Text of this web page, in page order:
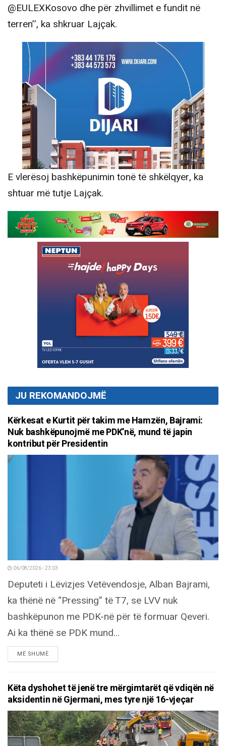
@EULEXKosovo dhe për zhvillimet e fundit në
terren’’, ka shkruar Lajçak.
E vlerësoj bashkëpunimin tonë të shkëlqyer, ka
shtuar më tutje Lajçak.
JU REKOMANDOJMË
Kërkesat e Kurtit për takim me Hamzën, Bajrami:
Nuk bashkëpunojmë me PDK’në, mund të japin
kontribut për Presidentin
06/08/2026 - 23:03
Deputeti i Lëvizjes Vetëvendosje, Alban Bajrami,
ka thënë në “Pressing” të T7, se LVV nuk
bashkëpunon me PDK-në për të formuar Qeveri.
Ai ka thënë se PDK mund...
MË SHUMËDETAILS
Këta dyshohet të jenë tre mërgimtarët që vdiqën në
aksidentin në Gjermani, mes tyre një 16-vjeçar